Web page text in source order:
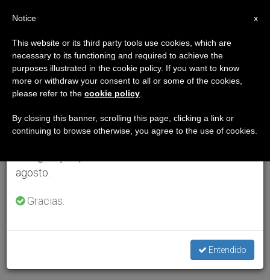
×
Aviso importante
Del 27 de julio al 7 de agosto haremos la pausa
anual, aprovechando que en el periodo de verano
se generan menos informaciones y también el
agosto.
Gracias.
Entendido
x
Notice
This website or its third party tools use cookies, which are
necessary to its functioning and required to achieve the
purposes illustrated in the cookie policy. If you want to know
more or withdraw your consent to all or some of the cookies,
please refer to the cookie policy
By closing this banner, scrolling this page, clicking a link or
continuing to browse otherwise, you agree to the use of cookies.